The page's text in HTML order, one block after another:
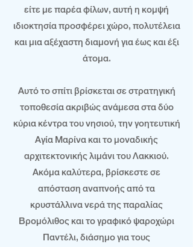
είτε με παρέα φίλων, αυτή η κομψή
ιδιοκτησία προσφέρει χώρο, πολυτέλεια
και μια αξέχαστη διαμονή για έως και έξι
άτομα.
Αυτό το σπίτι βρίσκεται σε στρατηγική
τοποθεσία ακριβώς ανάμεσα στα δύο
κύρια κέντρα του νησιού, την γοητευτική
Αγία Μαρίνα και το μοναδικής
αρχιτεκτονικής λιμάνι του Λακκιού.
Ακόμα καλύτερα, βρίσκεστε σε
απόσταση αναπνοής από τα
κρυστάλλινα νερά της παραλίας
Βρομόλιθος και το γραφικό ψαροχώρι
Παντέλι, διάσημο για τους